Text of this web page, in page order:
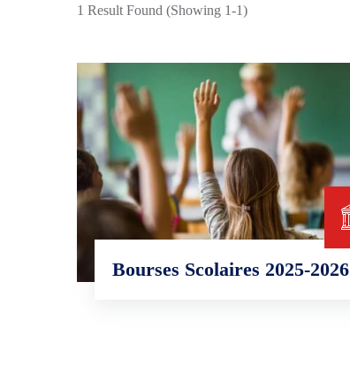
1 Result Found (Showing 1-1)
Bourses Scolaires 2025-2026